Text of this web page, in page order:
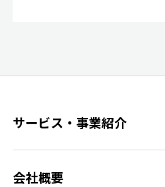
サービス・事業紹介
会社概要